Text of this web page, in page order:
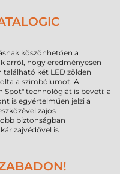
köszönhetően a
arról, hogy eredményesen
két LED zölden
a szimbólumot. A
Spot" technológiát is beveti: a
is egyértelműen jelzi a
zajos
biztonságban
zajvédővel is